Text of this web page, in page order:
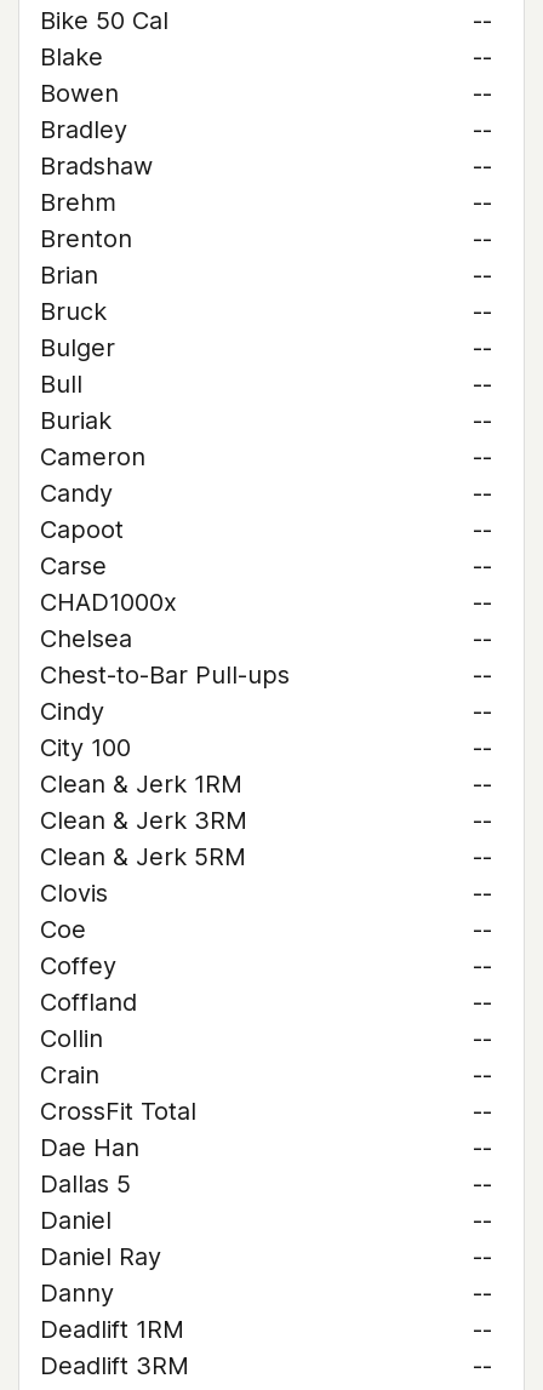
Bike 50 Cal
--
Blake
--
Bowen
--
Bradley
--
Bradshaw
--
Brehm
--
Brenton
--
Brian
--
Bruck
--
Bulger
--
Bull
--
Buriak
--
Cameron
--
Candy
--
Capoot
--
Carse
--
CHAD1000x
--
Chelsea
--
Chest-to-Bar Pull-ups
--
Cindy
--
City 100
--
Clean & Jerk 1RM
--
Clean & Jerk 3RM
--
Clean & Jerk 5RM
--
Clovis
--
Coe
--
Coffey
--
Coffland
--
Collin
--
Crain
--
CrossFit Total
--
Dae Han
--
Dallas 5
--
Daniel
--
Daniel Ray
--
Danny
--
Deadlift 1RM
--
Deadlift 3RM
--